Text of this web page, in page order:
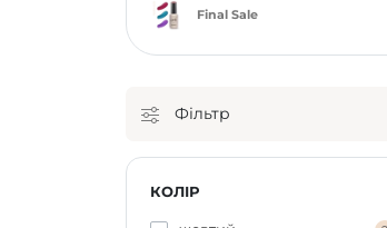
Final Sale
Фільтр
КОЛІР